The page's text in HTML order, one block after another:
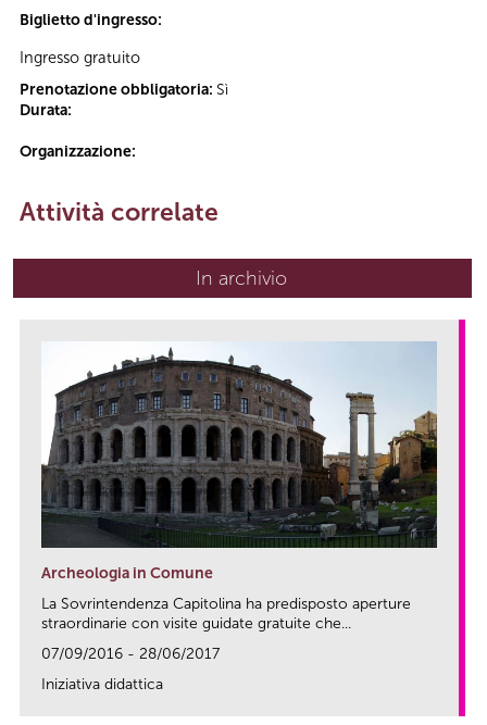
Biglietto d'ingresso:
Ingresso gratuito
Prenotazione obbligatoria: Sì
Durata:
Organizzazione:
Attività correlate
In archivio
Archeologia in Comune
La Sovrintendenza Capitolina ha predisposto aperture
straordinarie con visite guidate gratuite che...
07/09/2016 - 28/06/2017
Iniziativa didattica